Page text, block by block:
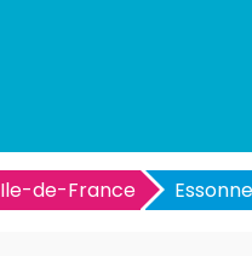
Ile-de-France